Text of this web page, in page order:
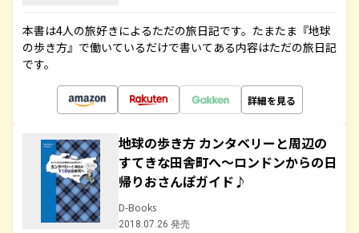
本書は4人の旅好きによるただの旅日記です。たまたま『地球
の歩き方』で働いているだけで書いてある内容はただの旅日記
です。
詳細を見る
地球の歩き方 カンタベリーと周辺の
すてきな田舎町へ～ロンドンからの日
帰りおさんぽガイド♪
D-Books
2018.07.26 発売